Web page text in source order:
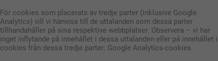
För cookies som placerats av tredje parter (inklusive Google
Analytics) vill vi hänvisa till de uttalanden som dessa parter
tillhandahåller på sina respektive webbplatser. Observera – vi har
inget inflytande på innehållet i dessa uttalanden eller på innehållet i
cookies från dessa tredje parter: Google Analytics-cookies.